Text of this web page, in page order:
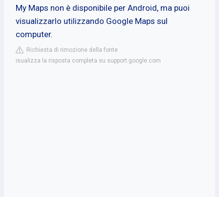
My Maps non è disponibile per Android, ma puoi
visualizzarlo utilizzando Google Maps sul
computer.
Richiesta di rimozione della fonte
isualizza la risposta completa su support.google.com